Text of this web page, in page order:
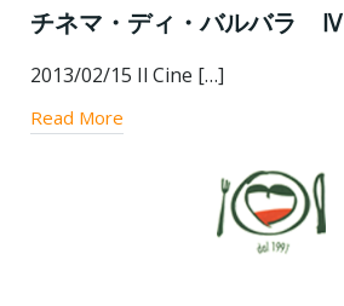
チネマ・ディ・バルバラ Ⅳ
2013/02/15 Il Cine […]
Read More